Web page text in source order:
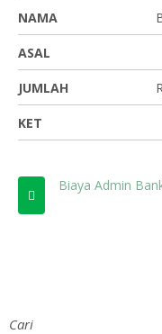
NAMA
ASAL
JUMLAH
KET
Biaya Admin
Cari